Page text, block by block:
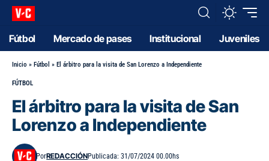
Fútbol Mercado de pases Institucional Juveniles
Inicio » Fútbol » El árbitro para la visita de San Lorenzo a Independiente
FÚTBOL
El árbitro para la visita de San
Lorenzo a Independiente
PorREDACCIÓNPublicada: 31/07/2024 00.00hs